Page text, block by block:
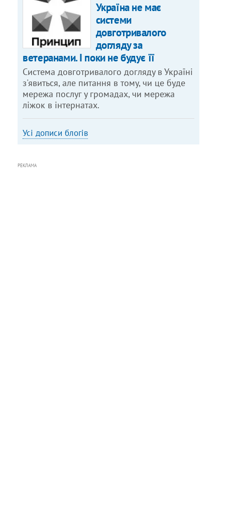
Україна не має
системи
довготривалого
догляду за
ветеранами. І поки не будує її
Система довготривалого догляду в Україні
з'явиться, але питання в тому, чи це буде
мережа послуг у громадах, чи мережа
ліжок в інтернатах.
Усі дописи блогів
РЕКЛАМА